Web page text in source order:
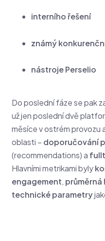
interního řešení
známý
nástroje Perselio
Do poslední fáze se pak
už jen poslední dvě
měsíce v ostrém provozu
oblasti – doporučování
(recommendations) a
Hlavními metrikami byly
engagement,
technické parametry